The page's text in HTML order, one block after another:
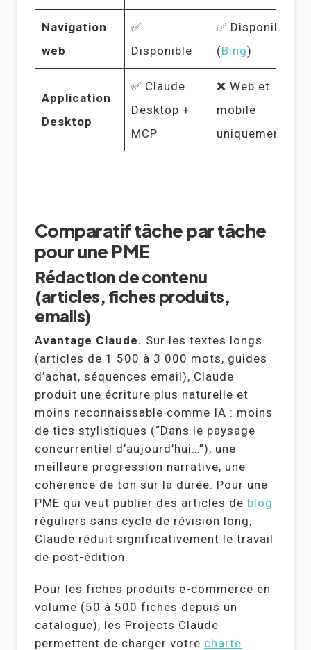
Navigation
web
✅
Disponible
✅ Disponible
(Bing)
Application
Desktop
✅ Claude
Desktop +
MCP
❌ Web et
mobile
uniquement
Comparatif tâche par tâche
pour une PME
Rédaction de contenu
(articles, fiches produits,
emails)
Avantage Claude. Sur les textes longs
(articles de 1 500 à 3 000 mots, guides
d’achat, séquences email), Claude
produit une écriture plus naturelle et
moins reconnaissable comme IA : moins
de tics stylistiques (“Dans le paysage
concurrentiel d’aujourd’hui…”), une
meilleure progression narrative, une
cohérence de ton sur la durée. Pour une
PME qui veut publier des articles de blog
réguliers sans cycle de révision long,
Claude réduit significativement le travail
de post-édition.
Pour les fiches produits e-commerce en
volume (50 à 500 fiches depuis un
catalogue), les Projects Claude
permettent de charger votre charte